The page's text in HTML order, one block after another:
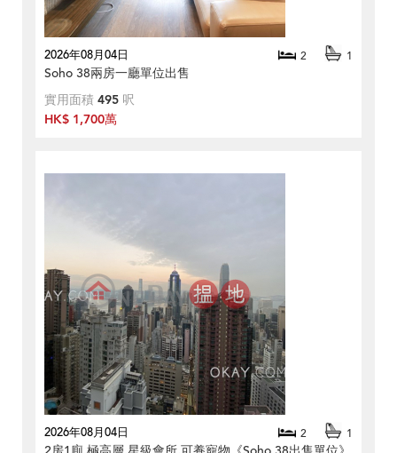
2026年08月04日 2 1
Soho 38兩房一廳單位出售
實用面積 495 呎
HK$ 1,700萬
2026年08月04日 2 1